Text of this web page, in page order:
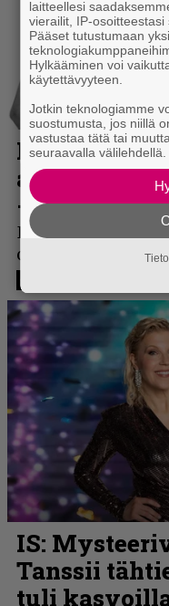
laitteellesi
vierailit, IP-osoitteestasi
Pääset tutustumaan
Hylkääminen voi
käytettävyyteen.
Jotkin teknologiamme
suostumusta, jos niillä
vastustaa tätä tai
seuraavalla välilehdellä.